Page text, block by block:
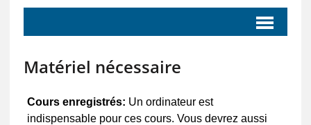
Matériel nécessaire
Cours enregistrés: Un ordinateur est
indispensable pour ces cours. Vous devrez aussi